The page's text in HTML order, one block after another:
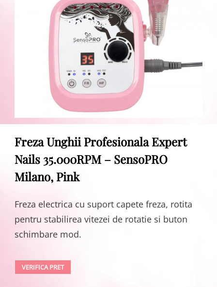
Freza Unghii Profesionala Expert
Nails 35.000RPM – SensoPRO
Milano, Pink
Freza electrica cu suport capete freza, rotita
pentru stabilirea vitezei de rotatie si buton
schimbare mod.
VERIFICA PRET